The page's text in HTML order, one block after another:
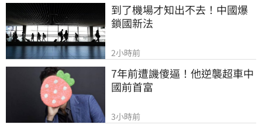
到了機場才知出不去！中國爆
鎖國新法
2小時前
7年前遭譏傻逼！他逆襲超車中
國前首富
3小時前